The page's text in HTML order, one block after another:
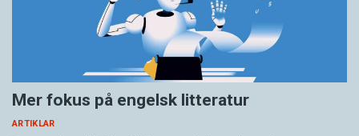
Mer fokus på engelsk litteratur
ARTIKLAR